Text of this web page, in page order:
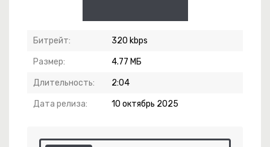
Битрейт: 320 kbps
Размер: 4.77 МБ
Длительность: 2:04
Дата релиза: 10 октябрь 2025
-Деньги, Господа!